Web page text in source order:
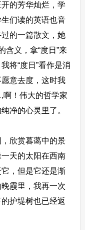
的芳华灿烂，学
们读的英语也音
的一篇散文，她
义，拿“度日”来
将“度日”看作是消
意去度，这时我
！伟大的哲学家
净的心灵里了。
欣赏暮蔼中的景
天的太阳在西南
，但是它还是渐
霞里，我再一次
护堤树也已经返